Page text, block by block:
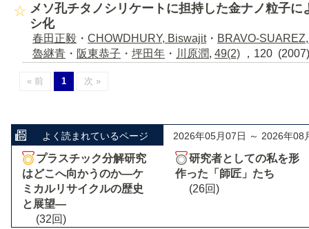
メソ孔チタノシリケートに担持した金ナノ粒子
シ化
春田正毅 ・ CHOWDHURY, Biswajit・ BRAVO-
魯継青 ・ 阪東恭子 ・ 坪田年 ・ 川原潤, 49(2) ，120
« 前 1 次 »
よく読まれているページ 2026年05月07日 ～ 2026年08
プラスチック分解研究
はどこへ向かうのか―ケ
ミカルリサイクルの歴史
と展望―
(32回)
研究者としての私を形
作った「師匠」たち
(26回)